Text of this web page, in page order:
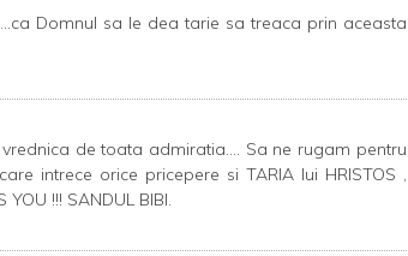
Domnul sa le dea tarie sa treaca prin aceasta
de toata admiratia.... Sa ne rugam pentru
intrece orice pricepere si TARIA lui HRISTOS ,
!!! SANDUL BIBI.